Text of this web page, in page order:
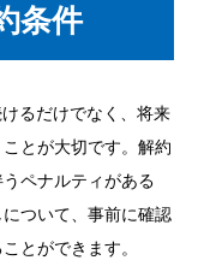
条件
るだけでなく、将来
とが大切です。解約
ペナルティがある
ついて、事前に確認
とができます。